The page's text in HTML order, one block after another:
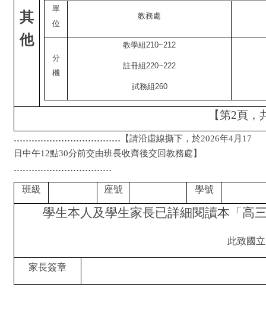
其
他
單
位
教務處
分
機
教學組210~212
註冊組220~222
試務組260
【第2頁
……………………………… 【請沿虛線撕下，於2026年4月17
日中午12點30分前交由班長收齊後交回教務處】
……………………………
班級 座號 學號
學生本人及學生家長已詳細閱讀本「高
此致國
家長簽章